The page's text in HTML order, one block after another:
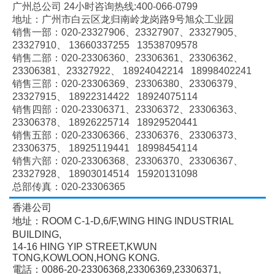
广州总公司 24小时咨询热线:400-066-0799
地址：广州市白云区龙归南岭龙岗路9号旭众工业园
销售一部：020-23327906、 23327907、 23327905、
23327910、
13660337255 13538709578
销售二部：020-23306360、 23306361、 23306362、
23306381、 23327922、
18924042214 18998402241
销售三部：020-23306369、 23306380、 23306379、
23327915、
18922314422 18924075114
销售四部：020-23306371、 23306372、 23306363、
23306378、
18926225714 18929520441
销售五部：020-23306366、 23306376、 23306373、
23306375、
18925119441 18998454114
销售六部：020-23306368、 23306370、 23306367、
23327928、
18903014514 15920131098
总部传真：020-23306365
香港公司
地址：ROOM C-1-D,6/F,WING HING INDUSTRIAL
BUILDING,
14-16 HING YIP STREET,KWUN
TONG,KOWLOON,HONG KONG.
電話：0086-20-23306368,23306369,23306371,